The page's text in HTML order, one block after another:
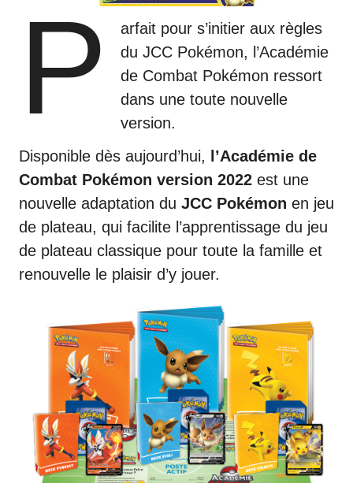
P
arfait pour s’initier aux règles
du JCC Pokémon, l’Académie
de Combat Pokémon ressort
dans une toute nouvelle
version.
Disponible dès aujourd’hui, l’Académie de
Combat Pokémon version 2022 est une
nouvelle adaptation du JCC Pokémon en jeu
de plateau, qui facilite l’apprentissage du jeu
de plateau classique pour toute la famille et
renouvelle le plaisir d’y jouer.